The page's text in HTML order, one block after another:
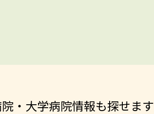
・大学病院情報も探せます